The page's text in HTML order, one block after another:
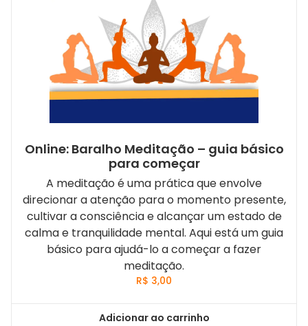
Online: Baralho Meditação – guia básico
para começar
A meditação é uma prática que envolve
direcionar a atenção para o momento presente,
cultivar a consciência e alcançar um estado de
calma e tranquilidade mental. Aqui está um guia
básico para ajudá-lo a começar a fazer
meditação.
R$ 3,00
Adicionar ao carrinho